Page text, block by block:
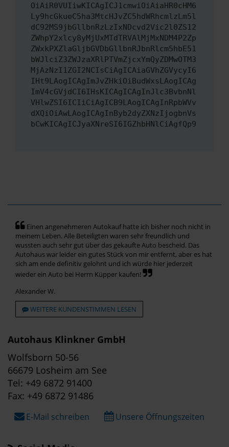
OiAiR0VUIiwKICAgICJ1cmwiOiAiaHR0cHM6
Ly9hcGkueC5ha3MtcHJvZC5hdWRhcmlzLm5l
dC92MS9jbGllbnRzLzIxNDcvd2Vic2l0ZS12
ZWhpY2xlcy8yMjUxMTdTRVAlMjMxNDM4P2Zp
ZWxkPXZlaGljbGVDbGllbnRJbnRlcm5hbE51
bWJlciZ3ZWJzaXRlPTVmZjcxYmQyZDMwOTM3
MjAzNzI1ZGI2NCIsCiAgICAiaGVhZGVycyI6
IHt9LAogICAgImJvZHkiOiBudWxsLAogICAg
ImV4cGVjdCI6IHsKICAgICAgInJlc3BvbnNl
VHlwZSI6ICIiCiAgICB9LAogICAgInRpbWVv
dXQiOiAwLAogICAgInByb2dyZXNzIjogbnVs
bCwKICAgICJyaXNreSI6IGZhbHNlCiAgfQp9
Einen angenehmeren Autokauf hatte ich bisher noch nicht in
meinem Leben. Alle Beteiligten waren sehr freundlich und
wussten auch sehr gut über das gekaufte Auto bescheid. Das
Autohaus war leider ein gutes Stück von mir entfernt, aber es hat
sich am ende definitiv gelohnt und ich würde hier jederzeit
wieder ein Auto bei Herrn Küpper kaufen!
Alexander W.
WEITERE KUNDENSTIMMEN LESEN
Autohaus Klinkner GmbH
Wolfsborn 50-56
66679 Losheim am See
Tel: +49 6872 91400
Fax: +49 6872 91486
E-Mail schreiben Unsere Öffnungszeiten